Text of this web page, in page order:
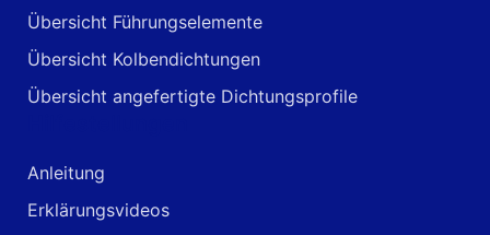
Übersicht Führungselemente
Übersicht Kolbendichtungen
Übersicht angefertigte Dichtungsprofile
Anleitung
Erklärungsvideos